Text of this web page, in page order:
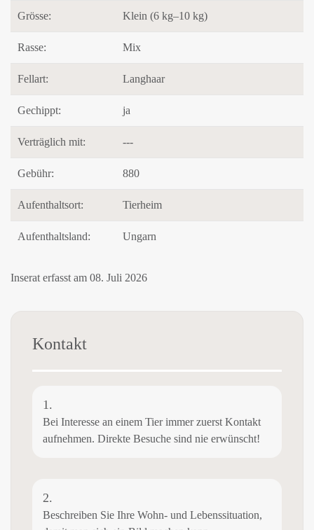
Grösse: Klein (6 kg–10 kg)
Rasse: Mix
Fellart: Langhaar
Gechippt: ja
Verträglich mit: ---
Gebühr: 880
Aufenthaltsort: Tierheim
Aufenthaltsland: Ungarn
Inserat erfasst am 08. Juli 2026
Kontakt
1.
Bei Interesse an einem Tier immer zuerst Kontakt
aufnehmen. Direkte Besuche sind nie erwünscht!
2.
Beschreiben Sie Ihre Wohn- und Lebenssituation,